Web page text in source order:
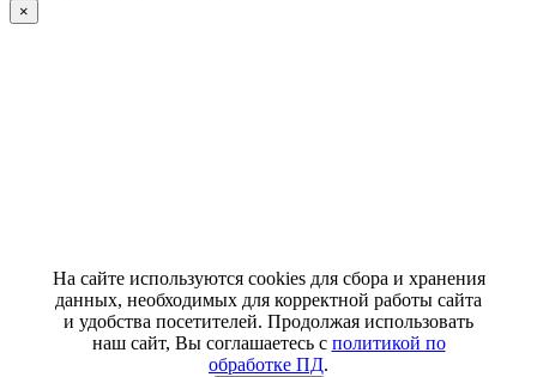
×
На сайте используются cookies для сбора и хранения
данных, необходимых для корректной работы сайта
и удобства посетителей. Продолжая использовать
наш сайт, Вы соглашаетесь с политикой по
обработке ПД.